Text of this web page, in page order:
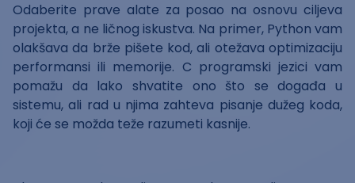
Odaberite prave alate za posao na osnovu ciljeva
projekta, a ne ličnog iskustva. Na primer, Python vam
olakšava da brže pišete kod, ali otežava optimizaciju
performansi ili memorije. C programski jezici vam
pomažu da lako shvatite ono što se događa u
sistemu, ali rad u njima zahteva pisanje dužeg koda,
koji će se možda teže razumeti kasnije.